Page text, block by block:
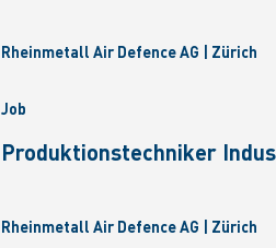
Rheinmetall Air Defence AG | Zürich
Job
Produktionstechniker
Rheinmetall Air Defence AG | Zürich